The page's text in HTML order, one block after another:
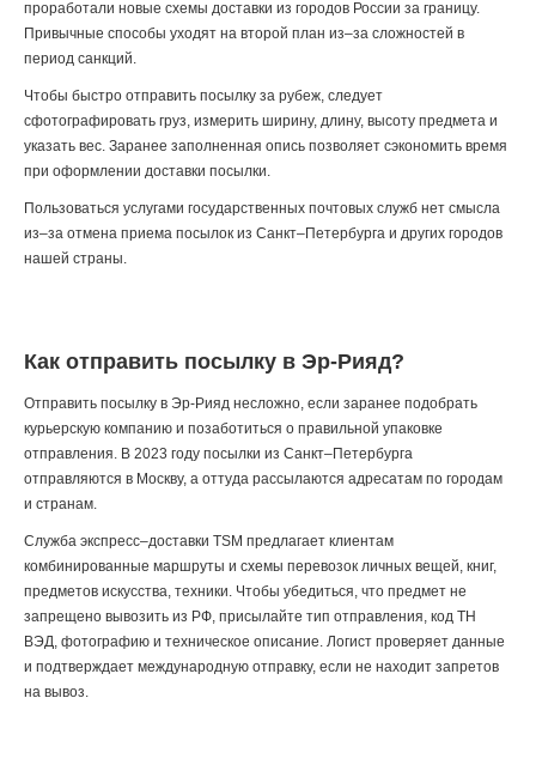
проработали новые схемы доставки из городов России за границу.
Привычные способы уходят на второй план из–за сложностей в
период санкций.
Чтобы быстро отправить посылку за рубеж, следует
сфотографировать груз, измерить ширину, длину, высоту предмета и
указать вес. Заранее заполненная опись позволяет сэкономить время
при оформлении доставки посылки.
Пользоваться услугами государственных почтовых служб нет смысла
из–за отмена приема посылок из Санкт–Петербурга и других городов
нашей страны.
Как отправить посылку в Эр-Рияд?
Отправить посылку в Эр-Рияд несложно, если заранее подобрать
курьерскую компанию и позаботиться о правильной упаковке
отправления. В 2023 году посылки из Санкт–Петербурга
отправляются в Москву, а оттуда рассылаются адресатам по городам
и странам.
Служба экспресс–доставки TSM предлагает клиентам
комбинированные маршруты и схемы перевозок личных вещей, книг,
предметов искусства, техники. Чтобы убедиться, что предмет не
запрещено вывозить из РФ, присылайте тип отправления, код ТН
ВЭД, фотографию и техническое описание. Логист проверяет данные
и подтверждает международную отправку, если не находит запретов
на вывоз.